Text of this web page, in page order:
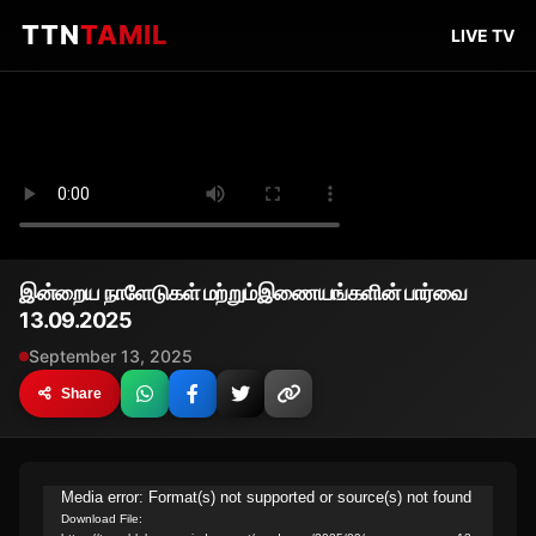
TTNTAMIL LIVE TV
இன்றைய நாளேடுகள் மற்றும்இணையங்களின் பார்வை
13.09.2025
September 13, 2025
Share
Video
Player
Media error: Format(s) not supported or source(s) not found
Download File: